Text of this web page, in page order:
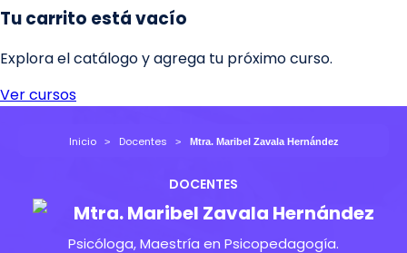
Inicio Docentes Mtra. Maribel Zavala Hernández
DOCENTES
Mtra. Maribel Zavala Hernández
Psicóloga, Maestría en Psicopedagogía.